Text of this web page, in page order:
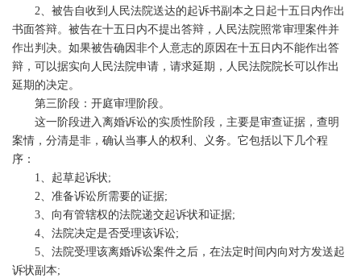
2、被告自收到人民法院送达的起诉书副本之日起十五日内作出
书面答辩。被告在十五日内不提出答辩，人民法院照常审理案件并
作出判决。如果被告确因非个人意志的原因在十五日内不能作出答
辩，可以据实向人民法院申请，请求延期，人民法院院长可以作出
延期的决定。
第三阶段：开庭审理阶段。
这一阶段进入离婚诉讼的实质性阶段，主要是审查证据，查明
案情，分清是非，确认当事人的权利、义务。它包括以下几个程
序：
1、起草起诉状;
2、准备诉讼所需要的证据;
3、向有管辖权的法院递交起诉状和证据;
4、法院决定是否受理该诉讼;
5、法院受理该离婚诉讼案件之后，在法定时间内向对方发送起
诉状副本;